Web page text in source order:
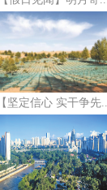
【坚定信心 实干争先